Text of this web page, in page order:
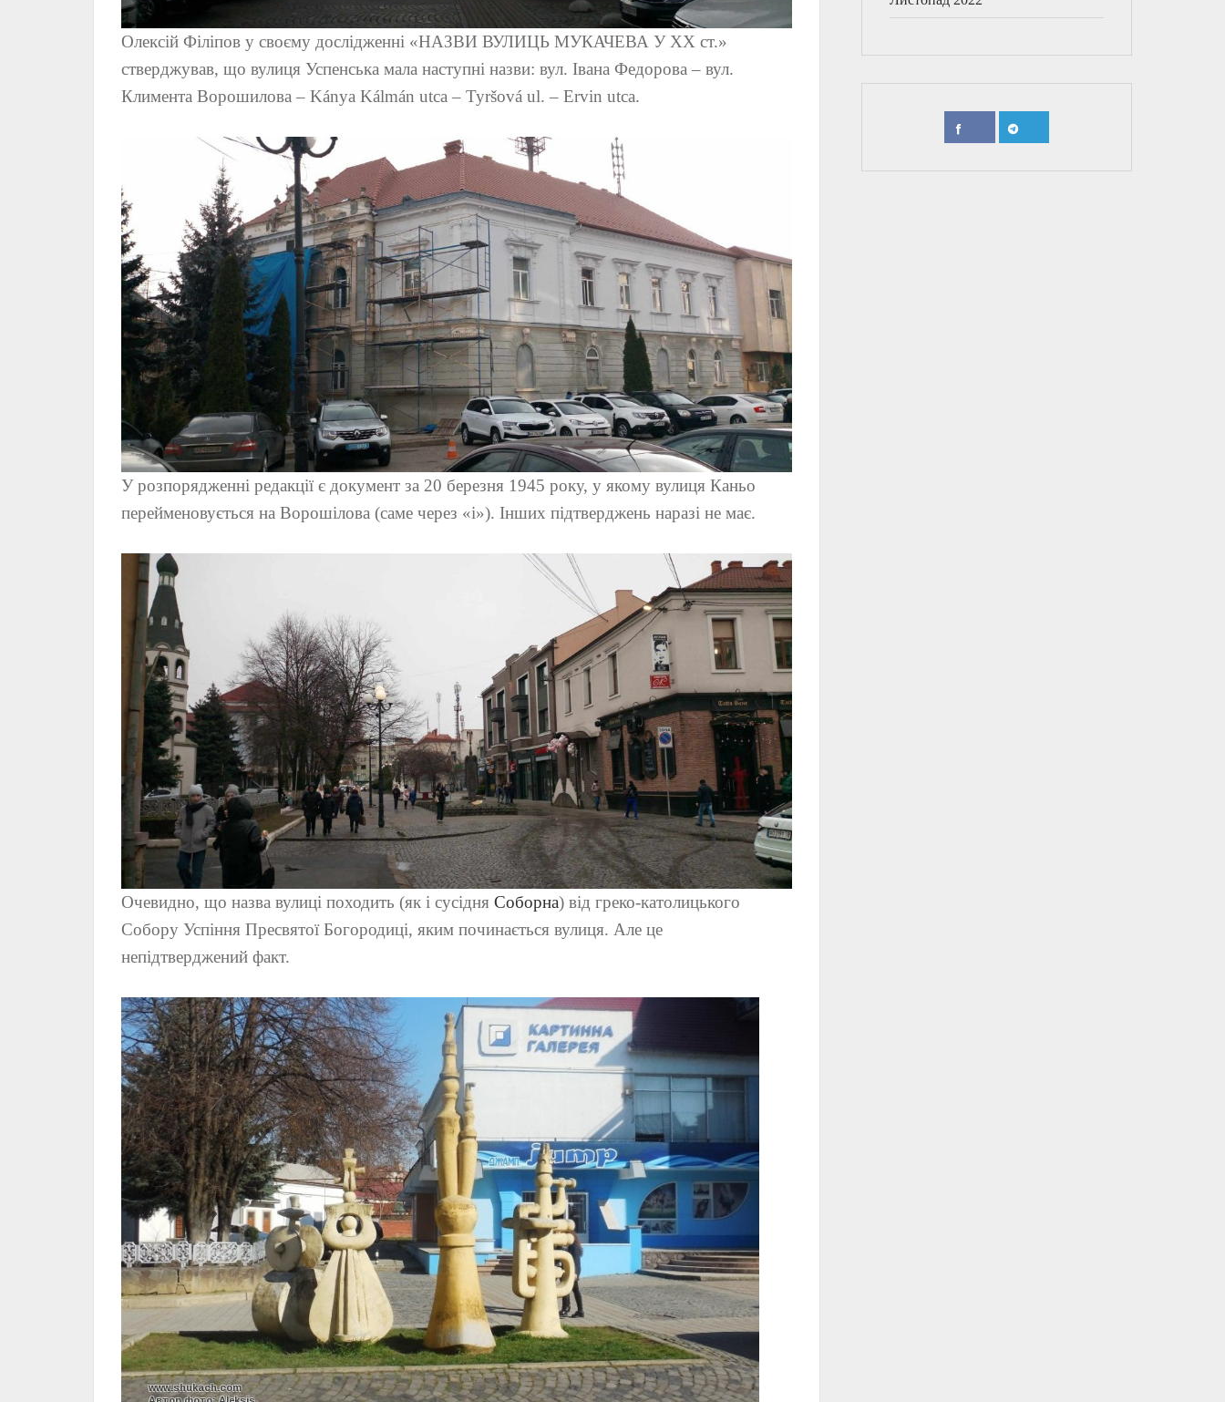
Олексій Філіпов у своєму дослідженні «НАЗВИ ВУЛИЦЬ МУКАЧЕВА У ХХ ст.»
стверджував, що вулиця Успенська мала наступні назви: вул. Івана Федорова – вул.
Климента Ворошилова – Kánya Kálmán utca – Tyršová ul. – Ervin utca.
У розпорядженні редакції є документ за 20 березня 1945 року, у якому вулиця Каньо
перейменовується на Ворошілова (саме через «і»). Інших підтверджень наразі не має.
Очевидно, що назва вулиці походить (як і сусідня Соборна) від греко-католицького
Собору Успіння Пресвятої Богородиці, яким починається вулиця. Але це
непідтверджений факт.